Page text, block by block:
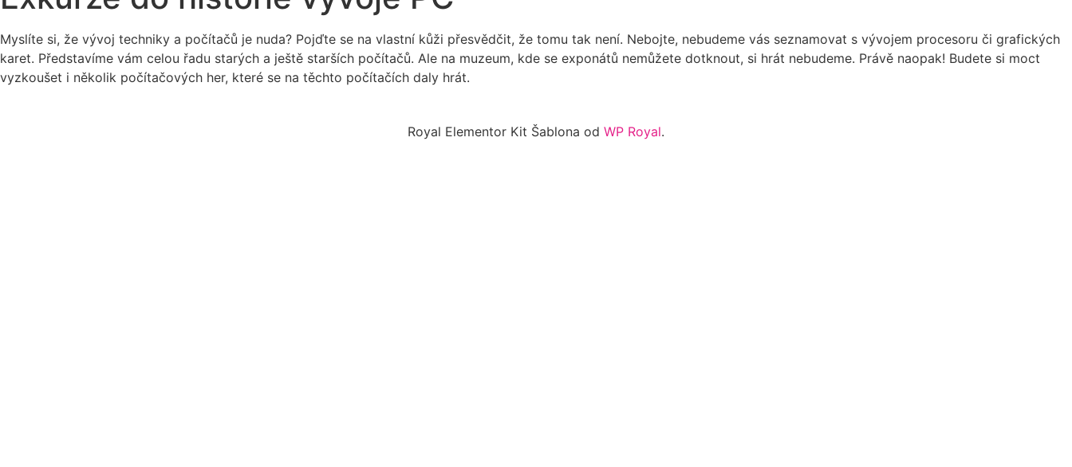
Myslíte si, že vývoj techniky a počítačů je nuda? Pojďte se na vlastní kůži přesvědčit, že tomu tak není. Nebojte, nebudeme vás seznamovat s vývojem procesoru či grafických
karet. Představíme vám celou řadu starých a ještě starších počítačů. Ale na muzeum, kde se exponátů nemůžete dotknout, si hrát nebudeme. Právě naopak! Budete si moct
vyzkoušet i několik počítačových her, které se na těchto počítačích daly hrát.
Royal Elementor Kit Šablona od WP Royal.